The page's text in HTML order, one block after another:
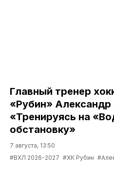
Главный тренер
«Рубин» Александр
«Тренируясь на
обстановку»
7 августа, 13:50
#ВХЛ 2026-2027 #ХК Рубин